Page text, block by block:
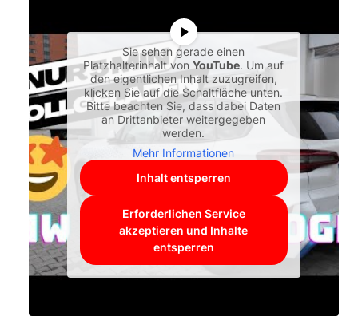
Sie sehen gerade einen
Platzhalterinhalt vonYouTube. Um auf
den eigentlichen Inhalt zuzugreifen,
klicken Sie auf die Schaltfläche unten.
Bitte beachten Sie, dass dabei Daten
an Drittanbieter weitergegeben
werden.
Mehr Informationen
Inhalt entsperren
Erforderlichen Service
akzeptieren und Inhalte
entsperren